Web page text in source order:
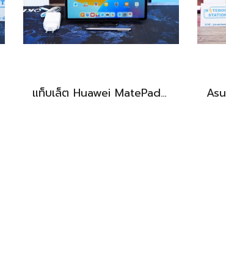
แท็บเล็ต Huawei MatePad 11.5 Wi-Fi (6+128) Midnight Grey มีปากกามาให้ พร้อมใช้งาน ราคาเพียง 6,490.-